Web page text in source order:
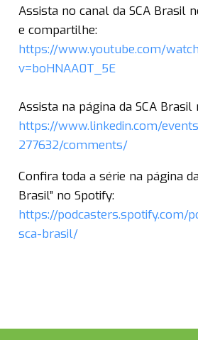
Assista no canal da SCA Brasil
e compartilhe:
https://www.youtube.com/
v=boHNAA0T_5E
Assista na página da SCA Brasil
https://www.linkedin.com/
277632/comments/
Confira toda a série na página
Brasil” no Spotify:
https://podcasters.spotify.com/
sca-brasil/